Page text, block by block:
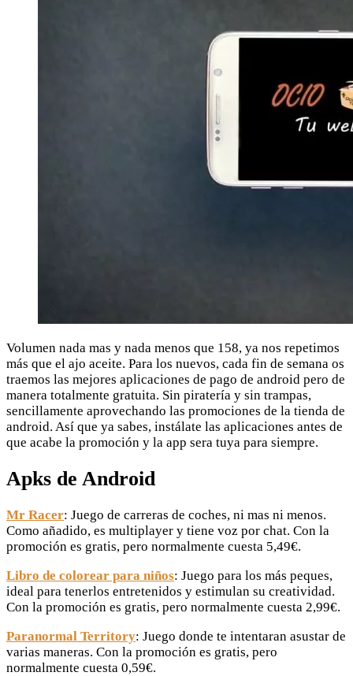
Volumen nada mas y nada menos que 158, ya nos repetimos
más que el ajo aceite. Para los nuevos, cada fin de semana os
traemos las mejores aplicaciones de pago de android pero de
manera totalmente gratuita. Sin piratería y sin trampas,
sencillamente aprovechando las promociones de la tienda de
android. Así que ya sabes, instálate las aplicaciones antes de
que acabe la promoción y la app sera tuya para siempre.
Apks de Android
Mr Racer: Juego de carreras de coches, ni mas ni menos.
Como añadido, es multiplayer y tiene voz por chat. Con la
promoción es gratis, pero normalmente cuesta 5,49€.
Libro de colorear para niños: Juego para los más peques,
ideal para tenerlos entretenidos y estimulan su creatividad.
Con la promoción es gratis, pero normalmente cuesta 2,99€.
Paranormal Territory: Juego donde te intentaran asustar de
varias maneras. Con la promoción es gratis, pero
normalmente cuesta 0,59€.